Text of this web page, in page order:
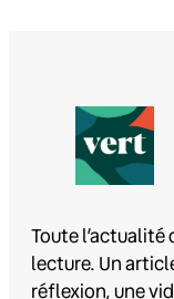
Toute l’actualité
lecture. Un
réflexion, une